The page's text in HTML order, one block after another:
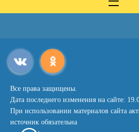
Все права защищены.
Дата последнего изменения на сайте:
При использовании материалов сайта
источник обязательна